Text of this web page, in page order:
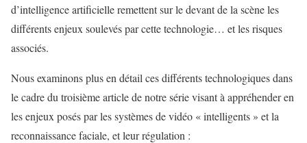
d’intelligence artificielle remettent sur le devant de la scène les
différents enjeux soulevés par cette technologie… et les risques
associés.
Nous examinons plus en détail ces différents technologiques dans
le cadre du troisième article de notre série visant à appréhender en
les enjeux posés par les systèmes de vidéo « intelligents » et la
reconnaissance faciale, et leur régulation :